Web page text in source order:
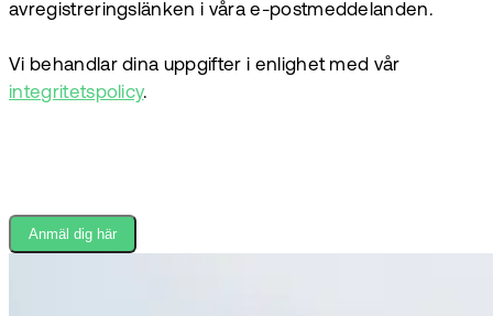
avregistreringslänken i våra e-postmeddelanden.
Vi behandlar dina uppgifter i enlighet med vår
integritetspolicy.
Anmäl dig här